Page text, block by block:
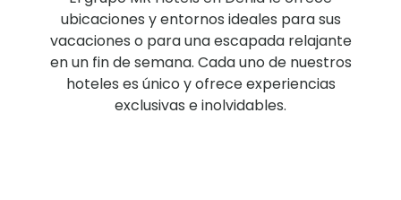
ubicaciones y entornos ideales para sus
vacaciones o para una escapada relajante
en un fin de semana. Cada uno de nuestros
hoteles es único y ofrece experiencias
exclusivas e inolvidables.